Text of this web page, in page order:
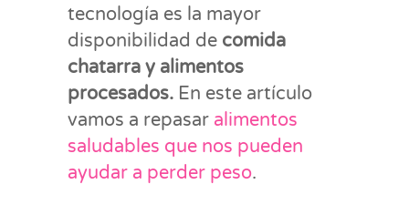
tecnología es la mayor
disponibilidad de comida
chatarra y alimentos
procesados. En este artículo
vamos a repasar alimentos
saludables que nos pueden
ayudar a perder peso.